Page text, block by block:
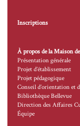
Inscriptions
À propos de la Maison
Présentation générale
Projet d’établissement
Projet pédagogique
Conseil d’orientation et
Bibliothèque Bellevue
Direction des Affaires
Équipe